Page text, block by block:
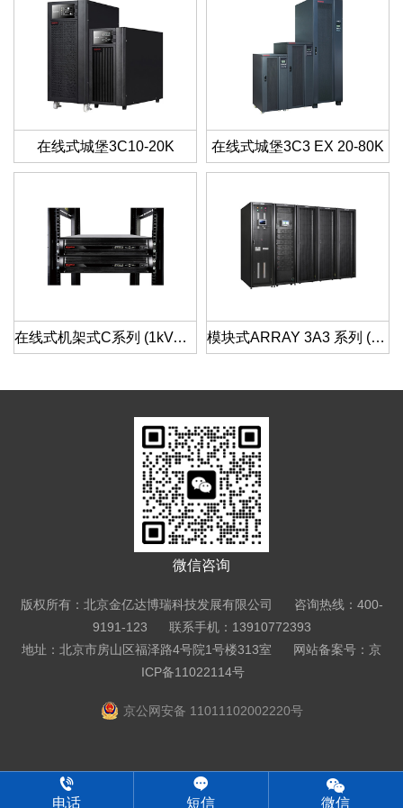
在线式城堡3C10-20K 在线式城堡3C3 EX 20-80K
在线式机架式C系列 (1kVA~6kVA) 模块式ARRAY 3A3 系列 (15KVA～150KVA)
微信咨询
版权所有：北京金亿达博瑞科技发展有限公司 咨询热线：400-
9191-123 联系手机：13910772393
地址：北京市房山区福泽路4号院1号楼313室
网站备案号：京
ICP备11022114号
京公网安备 11011102002220号
电话 短信 微信